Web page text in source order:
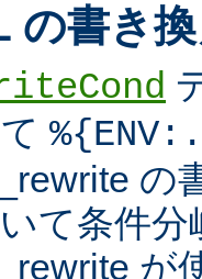
の書き換
の
て条件
が